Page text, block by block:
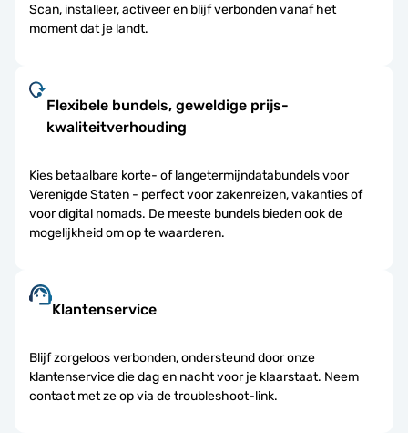
Scan, installeer, activeer en blijf verbonden vanaf het
moment dat je landt.
Flexibele bundels, geweldige prijs-
kwaliteitverhouding
Kies betaalbare korte- of langetermijndatabundels voor
Verenigde Staten - perfect voor zakenreizen, vakanties of
voor digital nomads. De meeste bundels bieden ook de
mogelijkheid om op te waarderen.
Klantenservice
Blijf zorgeloos verbonden, ondersteund door onze
klantenservice die dag en nacht voor je klaarstaat. Neem
contact met ze op via de troubleshoot-link.